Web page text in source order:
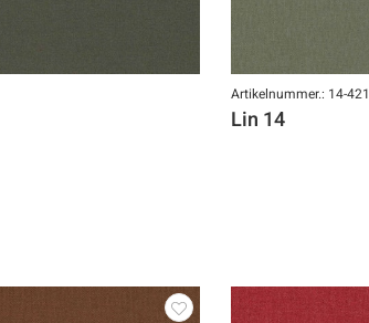
Artikelnummer.: 14-421
Lin 14